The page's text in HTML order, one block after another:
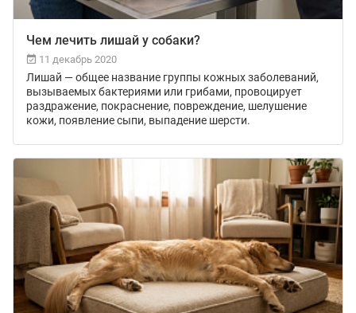
Чем лечить лишай у собаки?
11 декабрь 2020
Лишай — общее название группы кожных заболеваний,
вызываемых бактериями или грибами, провоцирует
раздражение, покраснение, повреждение, шелушение
кожи, появление сыпи, выпадение шерсти.